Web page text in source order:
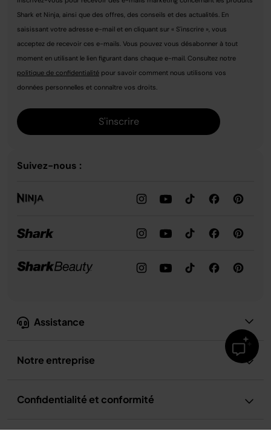
Assistance
Notre entreprise
Confidentialité et conformité
Shark et Ninja, ainsi que des offres, des conseils et des actualités. En
saisissant votre adresse e-mail et en cliquant sur « S'inscrire », vous
acceptez de recevoir ces e-mails. Vous pouvez vous désabonner à tout
moment en utilisant le lien figurant dans chaque e-mail. Consultez notre
politique de confidentialité pour savoir comment nous utilisons vos
données personnelles et connaître vos droits.
S'inscrire
Suivez-nous :